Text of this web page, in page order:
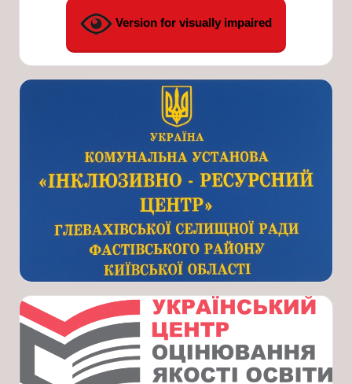
Version for visually impaired